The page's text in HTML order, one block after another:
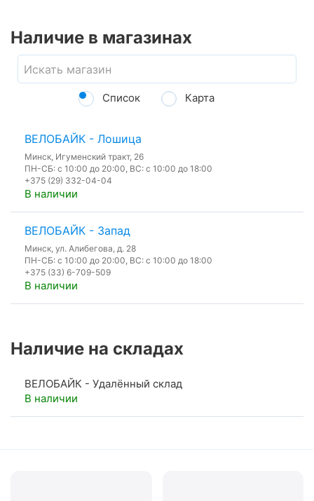
Наличие в магазинах
Список Карта
ВЕЛОБАЙК - Лошица
Минск, Игуменский тракт, 26
ПН-СБ: с 10:00 до 20:00, ВС: с 10:00 до 18:00
+375 (29) 332-04-04
В наличии
ВЕЛОБАЙК - Запад
Минск, ул. Алибегова, д. 28
ПН-СБ: с 10:00 до 20:00, ВС: с 10:00 до 18:00
+375 (33) 6-709-509
В наличии
Наличие на складах
ВЕЛОБАЙК - Удалённый склад
В наличии